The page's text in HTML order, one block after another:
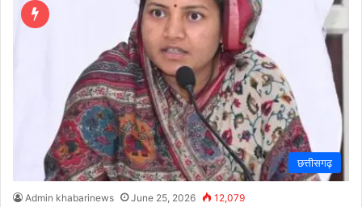
छत्तीसगढ़
Admin khabarinews June 25, 2026 12,079